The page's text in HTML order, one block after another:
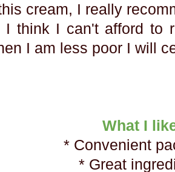
cream, I really
I think I can't afford to
I am less poor I will
What I
* Convеnient
* Great